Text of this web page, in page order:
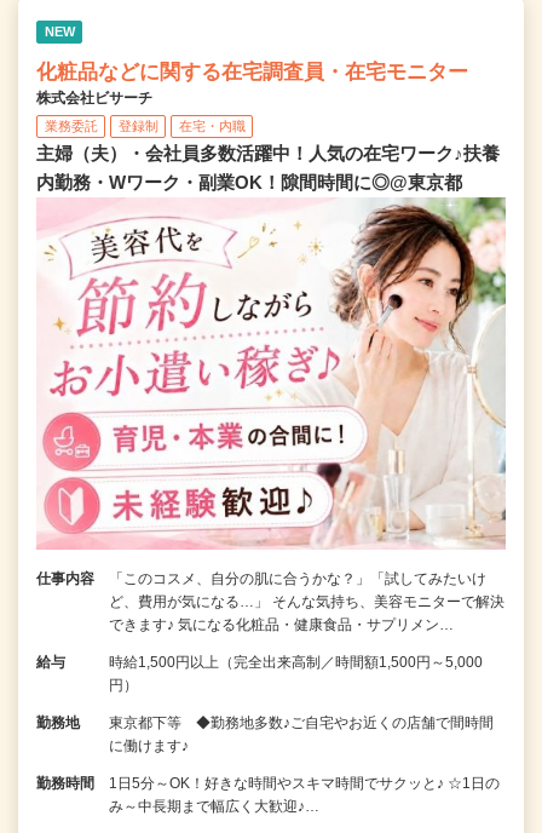
NEW
化粧品などに関する在宅調査員・在宅モニター
株式会社ビサーチ
業務委託 登録制 在宅・内職
主婦（夫）・会社員多数活躍中！人気の在宅ワーク♪扶養
内勤務・Wワーク・副業OK！隙間時間に◎@東京都
仕事内容
「このコスメ、自分の肌に合うかな？」「試してみたいけ
ど、費用が気になる…」 そんな気持ち、美容モニターで解決
できます♪ 気になる化粧品・健康食品・サプリメン…
給与
時給1,500円以上（完全出来高制／時間額1,500円～5,000
円）
勤務地
東京都下等 ◆勤務地多数♪ご自宅やお近くの店舗で間時間
に働けます♪
勤務時間
1日5分～OK！好きな時間やスキマ時間でサクッと♪ ☆1日の
み～中長期まで幅広く大歓迎♪…